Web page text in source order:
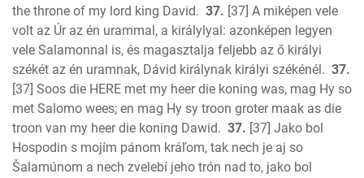
the throne of my lord king David. 37. [37] A miképen vele
volt az Úr az én urammal, a királylyal: azonképen legyen
vele Salamonnal is, és magasztalja feljebb az ő királyi
székét az én uramnak, Dávid királynak királyi székénél. 37.
[37] Soos die HERE met my heer die koning was, mag Hy so
met Salomo wees; en mag Hy sy troon groter maak as die
troon van my heer die koning Dawid. 37. [37] Jako bol
Hospodin s mojím pánom kráľom, tak nech je aj so
Šalamúnom a nech zvelebí jeho trón nad to, jako bol